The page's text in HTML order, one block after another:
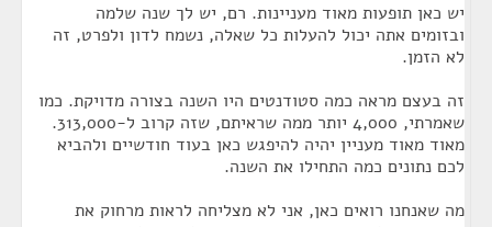
יש כאן תופעות מאוד מעניינות. רם, יש לך שנה שלמה
ובזומים אתה יכול להעלות כל שאלה, נשמח לדון ולפרט, זה
לא הזמן.
זה בעצם מראה כמה סטודנטים היו השנה בצורה מדויקת. כמו
שאמרתי, 4,000 יותר ממה שראיתם, שזה קרוב ל-313,000.
מאוד מאוד מעניין יהיה להיפגש כאן בעוד חודשיים ולהביא
לכם נתונים כמה התחילו את השנה.
מה שאנחנו רואים כאן, אני לא מצליחה לראות מרחוק את